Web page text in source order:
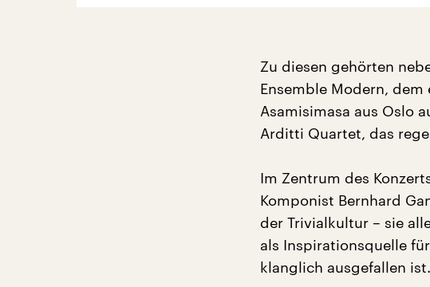
Zu diesen gehörten
Ensemble Modern,
Asamisimasa aus Oslo
Arditti Quartet, das
Im Zentrum des
Komponist Bernhard
der Trivialkultur – sie
als Inspirationsquelle
klanglich ausgefallen ist.